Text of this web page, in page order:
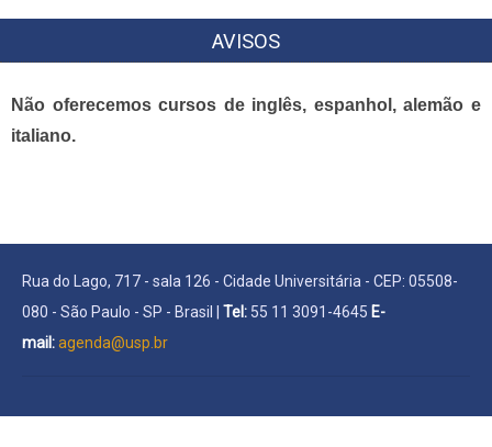
AVISOS
Não oferecemos cursos de inglês, espanhol, alemão e
italiano.
Rua do Lago, 717 - sala 126 - Cidade Universitária - CEP: 05508-
080 - São Paulo - SP - Brasil | Tel: 55 11 3091-4645 E-
mail:agenda@usp.br